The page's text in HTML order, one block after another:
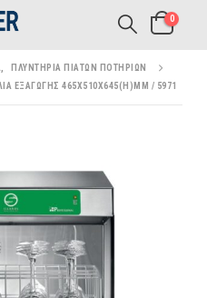
0
ΠΛΥΝΤΉΡΙΑ ΠΙΆΤΩΝ ΠΟΤΗΡΙΏΝ
ΕΞΑΓΩΓΉΣ 465X510X645(H)MM / 5971